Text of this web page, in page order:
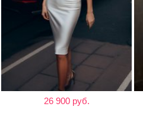
26 900 руб.